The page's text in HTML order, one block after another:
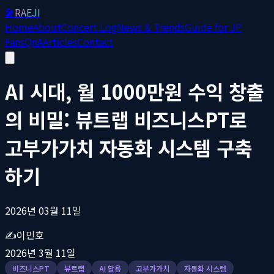
🎤RAEJI
HomeAboutConcert LogNews & TrendsGuide for JP
FansQnAArticlesContact
AI 시대, 월 1000만원 수익 창출
의 비밀: 뷰트랩 비즈니스PT로
고부가가치 자동화 시스템 구축
하기
2026년 03월 11일
✍️이민호
2026년 3월 11일
비즈니스PT 뷰트랩 AI 활용 고부가가치
자동화 시스템